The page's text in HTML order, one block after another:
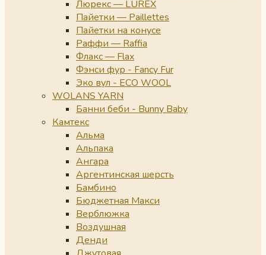
Люрекс — LUREX
Пайетки — Paillettes
Пайетки на конусе
Раффи — Raffia
Флакс — Flax
Фэнси фур - Fancy Fur
Эко вул - ECO WOOL
WOLANS YARN
Банни беби - Bunny Baby
Камтекс
Альма
Альпака
Ангара
Аргентинская шерсть
Бамбино
Бюджетная Макси
Верблюжка
Воздушная
Денди